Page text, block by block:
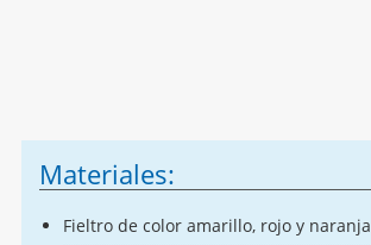
Materiales:
Fieltro de color amarillo, rojo y naranja